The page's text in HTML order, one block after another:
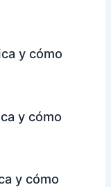
y cómo
y cómo
y cómo